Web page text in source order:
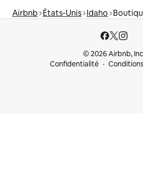
Airbnb États-Unis Idaho
© 2026 Airbnb,
Confidentialité